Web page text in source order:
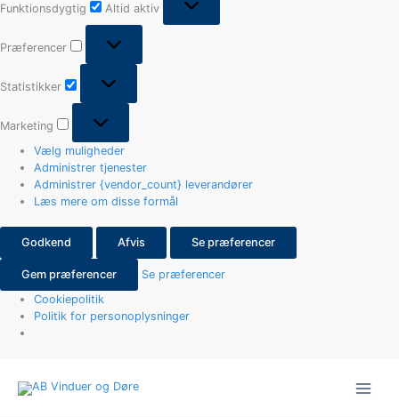
Funktionsdygtig Altid aktiv
Præferencer
Statistikker
Marketing
Vælg muligheder
Administrer tjenester
Administrer {vendor_count} leverandører
Læs mere om disse formål
Godkend Afvis Se præferencer
Gem præferencer
Se præferencer
Cookiepolitik
Politik for personoplysninger
fastkarmsvindue